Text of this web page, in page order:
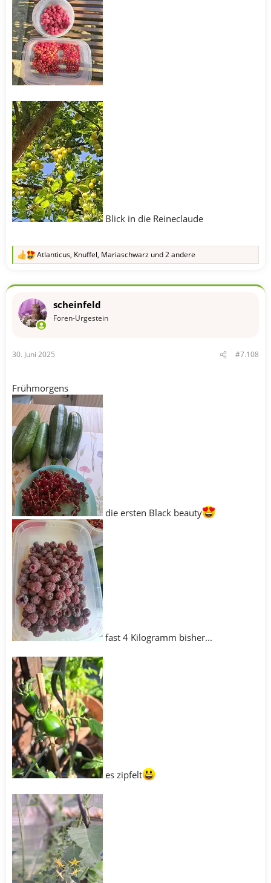
Blick in die Reineclaude
R
k
o
:
Atlanticus, Knuffel, Mariaschwarz und 2 andere
scheinfeld
Foren-Urgestein
30. Juni 2025 #7.108
Frühmorgens
die ersten Black beauty
fast 4 Kilogramm bisher...
es zipfelt